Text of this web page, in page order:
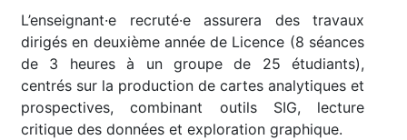
L’enseignant·e recruté·e assurera des travaux
dirigés en deuxième année de Licence (8 séances
de 3 heures à un groupe de 25 étudiants),
centrés sur la production de cartes analytiques et
prospectives, combinant outils SIG, lecture
critique des données et exploration graphique.